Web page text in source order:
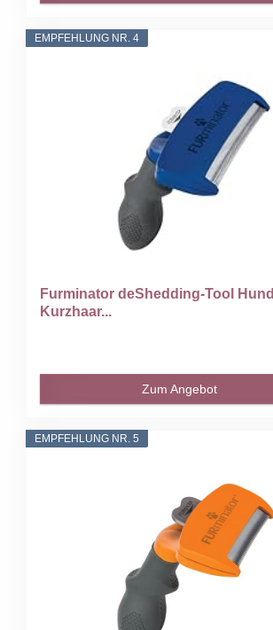
EMPFEHLUNG NR. 4
Furminator deShedding-Tool
Kurzhaar...
Zum Angebot
EMPFEHLUNG NR. 5